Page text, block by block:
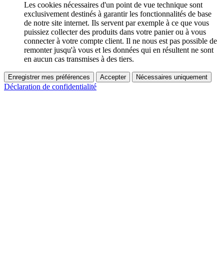
Les cookies nécessaires d'un point de vue technique sont
exclusivement destinés à garantir les fonctionnalités de base
de notre site internet. Ils servent par exemple à ce que vous
puissiez collecter des produits dans votre panier ou à vous
connecter à votre compte client. Il ne nous est pas possible de
remonter jusqu'à vous et les données qui en résultent ne sont
en aucun cas transmises à des tiers.
Enregistrer mes préférences Accepter Nécessaires uniquement
Déclaration de confidentialité